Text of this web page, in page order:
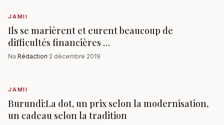
JAMII
Ils se marièrent et eurent beaucoup de
difficultés financières …
Na Rédaction·2 décembre 2019
JAMII
Burundi:La dot, un prix selon la modernisation,
un cadeau selon la tradition